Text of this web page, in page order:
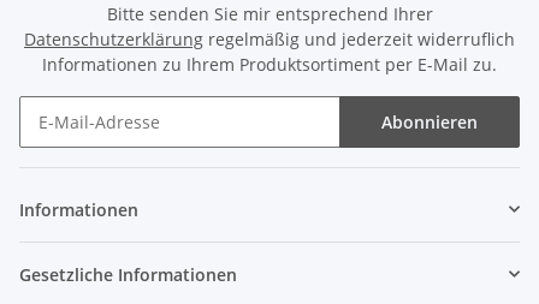
Bitte senden Sie mir entsprechend Ihrer
Datenschutzerklärung regelmäßig und jederzeit widerruflich
Informationen zu Ihrem Produktsortiment per E-Mail zu.
Abonnieren
Informationen
Gesetzliche Informationen